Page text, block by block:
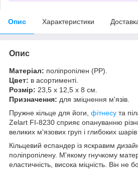
Опис Характеристики
Опис
Матеріал: поліпропілен (PP).
Цвет: в асортименті.
Розмір: 23,5 x 12,5 x 8 см.
Призначення: для зміцнення м'язів.
Пружне кільце для йоги, фітнесу та
Zelart FI-8230 сприяє опануванню
великих м'язових груп і глибоких шарів
Кільцевий еспандер із яскравим
поліпропілену. М'якому гнучкому
еластичність, висока міцність. Він не